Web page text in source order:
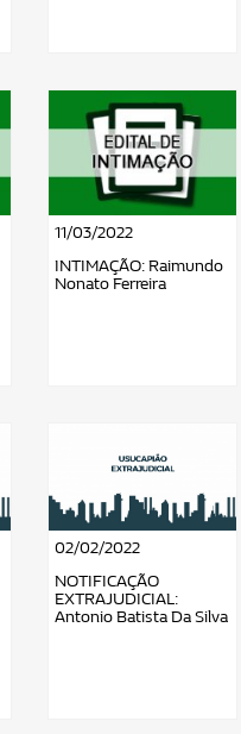
11/03/2022
INTIMAÇÃO: Raimundo
Nonato Ferreira
02/02/2022
NOTIFICAÇÃO
EXTRAJUDICIAL:
Antonio Batista Da Silva